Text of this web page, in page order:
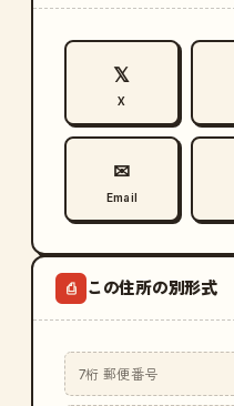
𝕏
X
✉
Email
⎙ この住所の別形式
7桁 郵便番号